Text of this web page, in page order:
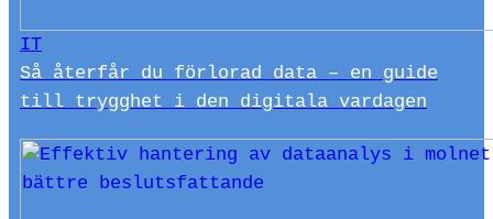
IT
Så återfår du förlorad data – en guide
till trygghet i den digitala vardagen